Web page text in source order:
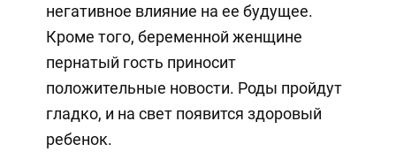
негативное влияние на ее будущее.
Кроме того, беременной женщине
пернатый гость приносит
положительные новости. Роды пройдут
гладко, и на свет появится здоровый
ребенок.